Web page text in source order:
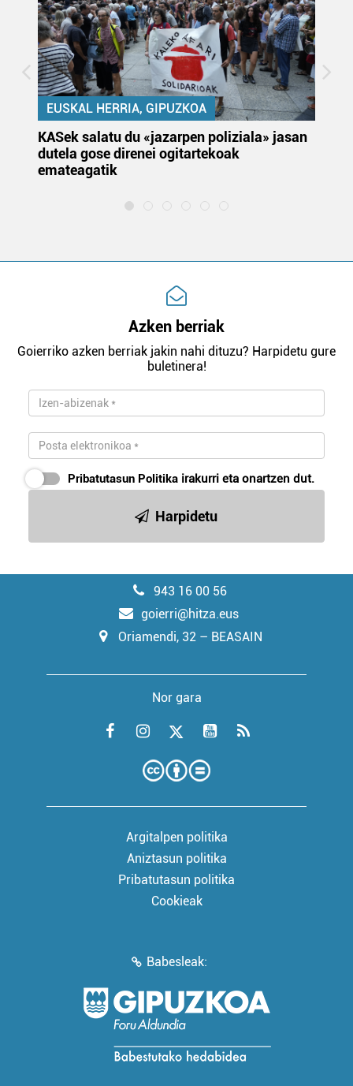
EUSKAL HERRIA, GIPUZKOA
KASek salatu du «jazarpen poliziala» jasan
dutela gose direnei ogitartekoak
emateagatik
Azken berriak
Goierriko azken berriak jakin nahi dituzu? Harpidetu gure
buletinera!
Pribatutasun Politika irakurri eta onartzen dut.
Harpidetu
943 16 00 56
goierri@hitza.eus
Oriamendi, 32 – BEASAIN
Nor gara
Argitalpen politika
Aniztasun politika
Pribatutasun politika
Cookieak
Babesleak: